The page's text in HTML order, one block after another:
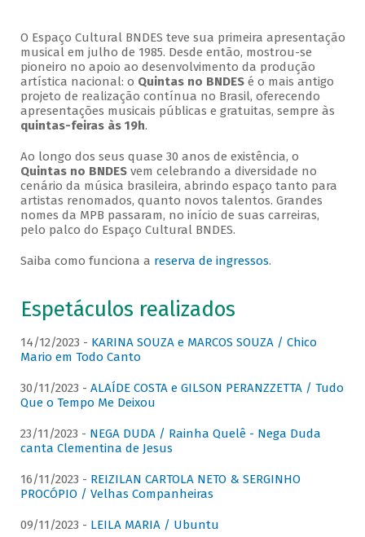
O Espaço Cultural BNDES teve sua primeira apresentação
musical em julho de 1985. Desde então, mostrou-se
pioneiro no apoio ao desenvolvimento da produção
artística nacional: o Quintas no BNDESé o mais antigo
projeto de realização contínua no Brasil, oferecendo
apresentações musicais públicas e gratuitas, sempre às
quintas-feiras às 19h.
Ao longo dos seus quase 30 anos de existência, o
Quintas no BNDESvem celebrando a diversidade no
cenário da música brasileira, abrindo espaço tanto para
artistas renomados, quanto novos talentos. Grandes
nomes da MPB passaram, no início de suas carreiras,
pelo palco do Espaço Cultural BNDES.
Saiba como funciona a reserva de ingressos.
Espetáculos realizados
14/12/2023 - KARINA SOUZA e MARCOS SOUZA / Chico
Mario em Todo Canto
30/11/2023 - ALAÍDE COSTA e GILSON PERANZZETTA / Tudo
Que o Tempo Me Deixou
23/11/2023 - NEGA DUDA / Rainha Quelê - Nega Duda
canta Clementina de Jesus
16/11/2023 - REIZILAN CARTOLA NETO & SERGINHO
PROCÓPIO / Velhas Companheiras
09/11/2023 - LEILA MARIA / Ubuntu